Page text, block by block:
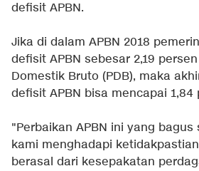
defisit APBN.
Jika di dalam APBN 2018
defisit APBN sebesar 2,19
Domestik Bruto (PDB), maka
defisit APBN bisa mencapai 1,84
"Perbaikan APBN ini yang bagus
kami menghadapi
berasal dari kesepakatan